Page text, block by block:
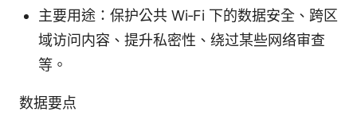
主要用途：保护公共 Wi‑Fi 下的数据安全、跨区
域访问内容、提升私密性、绕过某些网络审查
等。
数据要点